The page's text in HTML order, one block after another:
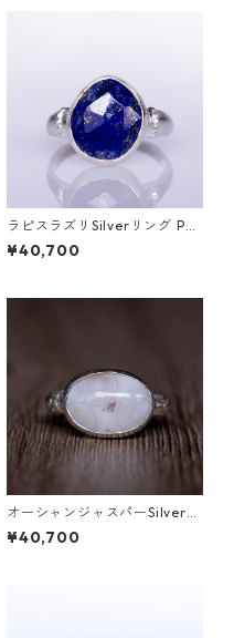
ラピスラズリSilverリング PA
O(パオ）[P002]
¥40,700
オーシャンジャスパーSilverリ
ング EPA(エパ）[E001]
¥40,700